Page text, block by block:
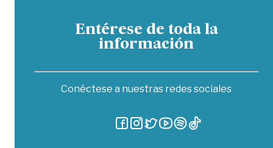
Entérese de toda la
información
Conéctese a nuestras redes sociales